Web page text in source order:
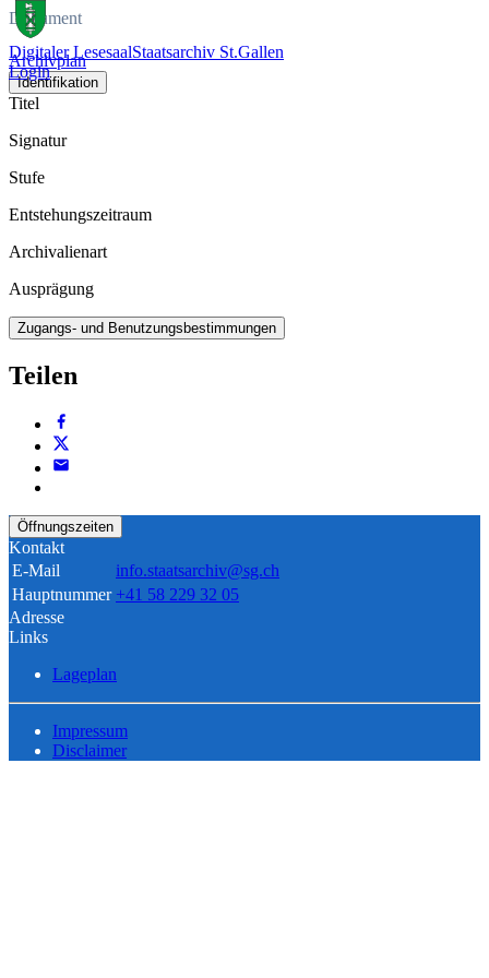
Digitaler LesesaalStaatsarchiv St.Gallen
Login
Dokument
Archivplan
Identifikation
Titel
Signatur
Stufe
Entstehungszeitraum
Archivalienart
Ausprägung
Zugangs- und Benutzungsbestimmungen
Teilen
Öffnungszeiten
Kontakt
E-Mail
info.staatsarchiv@sg.ch
Hauptnummer +41 58 229 32 05
Adresse
Links
Lageplan
Impressum
Disclaimer